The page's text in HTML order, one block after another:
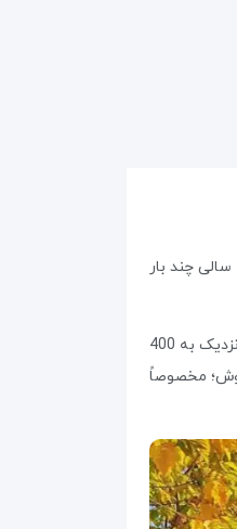
چند بار
این شهر در ‏شرق کشور ترکیه در ساحل شرقی دریاچه وان و نیز در ضلع شرقی قلعه تاریخی وان و مرکز استان وان قرار گرفته است. شهر وان در کشور ترکیه ‏با جمعیتی نزدیک به 400
مخصوصاً